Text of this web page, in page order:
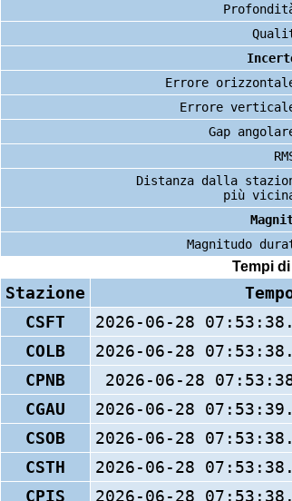
Errore
Errore
Gap
Distanza dalla
più
Magnitudo
Tempi
Stazione
CSFT
2026-06-28
COLB
2026-06-28
CPNB
2026-06-28
CGAU
2026-06-28
CSOB
2026-06-28
CSTH
2026-06-28
CPIS
2026-06-28